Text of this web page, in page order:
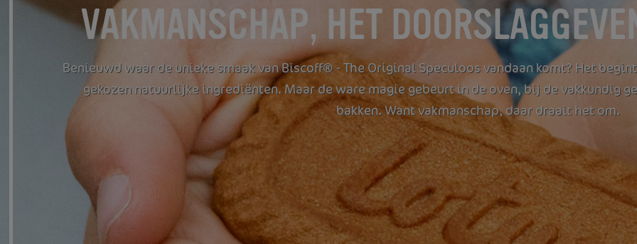
VAKMANSCHAP, HET
Benieuwd waar de unieke smaak van Biscoff® - The Original Speculoos vandaan komt? Het
gekozen natuurlijke ingrediënten. Maar de ware magie gebeurt in de oven, bij de vakkundig
bakken. Want vakmanschap, daar draait het om.